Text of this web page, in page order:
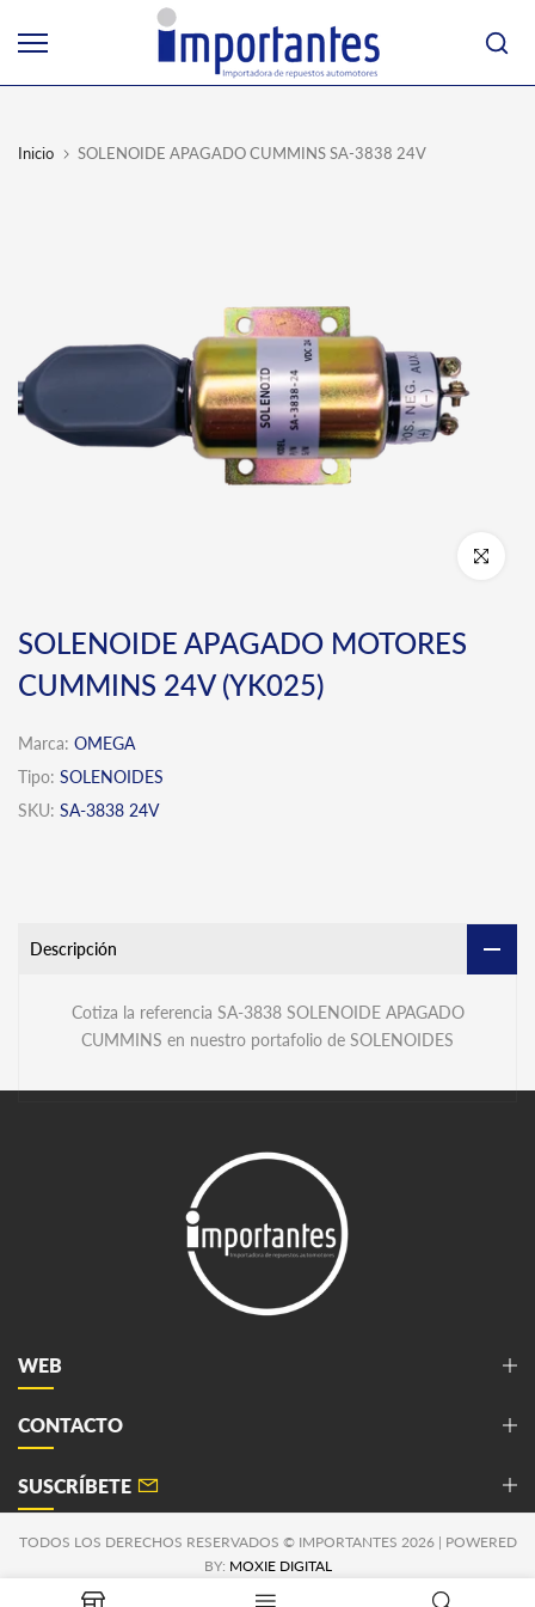
al
Inicio SOLENOIDE APAGADO CUMMINS SA-3838 24V
Click para
SOLENOIDE APAGADO MOTORES
CUMMINS 24V (YK025)
Marca: OMEGA
Tipo: SOLENOIDES
SKU: SA-3838 24V
Descripción
Cotiza la referencia SA-3838 SOLENOIDE APAGADO
CUMMINS en nuestro portafolio de SOLENOIDES
WEB
CONTACTO
SUSCRÍBETE
TODOS LOS DERECHOS RESERVADOS © IMPORTANTES 2026 | POWERED
BY: MOXIE DIGITAL